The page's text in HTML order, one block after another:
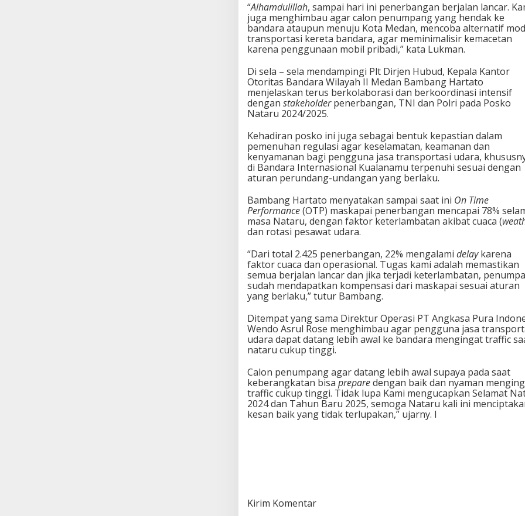
“Alhamdulillah, sampai hari ini penerbangan berjalan lancar.
juga menghimbau agar calon penumpang yang hendak ke
bandara ataupun menuju Kota Medan, mencoba alternatif
transportasi kereta bandara, agar meminimalisir kemacetan
karena penggunaan mobil pribadi,” kata Lukman.
Di sela – sela mendampingi Plt Dirjen Hubud, Kepala Kantor
Otoritas Bandara Wilayah II Medan Bambang Hartato
menjelaskan terus berkolaborasi dan berkoordinasi intensif
dengan stakeholderpenerbangan, TNI dan Polri pada Posko
Nataru 2024/2025.
Kehadiran posko ini juga sebagai bentuk kepastian dalam
pemenuhan regulasi agar keselamatan, keamanan dan
kenyamanan bagi pengguna jasa transportasi udara,
di Bandara Internasional Kualanamu terpenuhi sesuai dengan
aturan perundang-undangan yang berlaku.
Bambang Hartato menyatakan sampai saat ini On Time
Performance(OTP) maskapai penerbangan mencapai 78%
masa Nataru, dengan faktor keterlambatan akibat cuaca (
dan rotasi pesawat udara.
“Dari total 2.425 penerbangan, 22% mengalami delaykarena
faktor cuaca dan operasional. Tugas kami adalah memastikan
semua berjalan lancar dan jika terjadi keterlambatan,
sudah mendapatkan kompensasi dari maskapai sesuai aturan
yang berlaku,” tutur Bambang.
Ditempat yang sama Direktur Operasi PT Angkasa Pura
Wendo Asrul Rose menghimbau agar pengguna jasa
udara dapat datang lebih awal ke bandara mengingat traffic
nataru cukup tinggi.
Calon penumpang agar datang lebih awal supaya pada saat
keberangkatan bisa preparedengan baik dan nyaman
traffic cukup tinggi. Tidak lupa Kami mengucapkan Selamat
2024 dan Tahun Baru 2025, semoga Nataru kali ini
kesan baik yang tidak terlupakan,” ujarny. I
Kirim Komentar